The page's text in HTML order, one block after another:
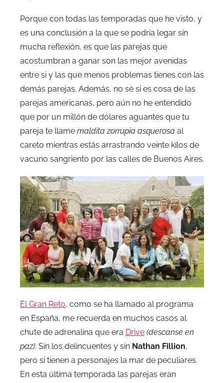
Porque con todas las temporadas que he visto, y
es una conclusión a la que se podría legar sin
mucha reflexión, es que las parejas que
acostumbran a ganar son las mejor avenidas
entre si y las que menos problemas tienes con las
demás parejas. Además, no sé si es cosa de las
parejas americanas, pero aún no he entendido
que por un millón de dólares aguantes que tu
pareja te llame maldita zorrupia asquerosa al
careto mientras estás arrastrando veinte kilos de
vacuno sangriento por las calles de Buenos Aires.
El Gran Reto, como se ha llamado al programa
en España, me recuerda en muchos casos al
chute de adrenalina que era Drive (descanse en
paz). Sin los delincuentes y sin Nathan Fillion,
pero si tienen a personajes la mar de peculiares.
En esta última temporada las parejas eran